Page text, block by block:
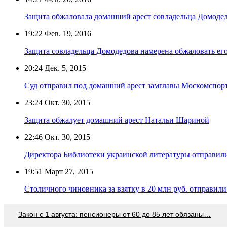
Защита обжаловала домашний арест совладельца
19:22 Фев. 19, 2016
Защита совладельца Домодедова намерена обжаловать
20:24 Дек. 5, 2015
Суд отправил под домашний арест замглавы
23:24 Окт. 30, 2015
Защита обжалует домашний арест Натальи Шариной
22:46 Окт. 30, 2015
Директора Библиотеки украинской литературы
19:51 Март 27, 2015
Столичного чиновника за взятку в 20 млн руб.
Закон с 1 августа: пенсионеры от 60 до 85 лет обязаны…